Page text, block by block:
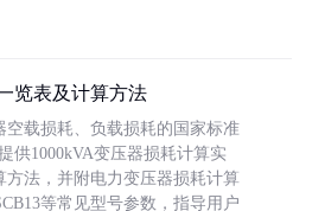
览表及计算方法
空载损耗、负载损耗的国家标准
供1000kVA变压器损耗计算实
方法，并附电力变压器损耗计算
等常见型号参数，指导用户